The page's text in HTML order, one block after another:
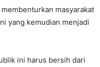
masyarakat
yang kemudian menjadi
ini harus bersih dari